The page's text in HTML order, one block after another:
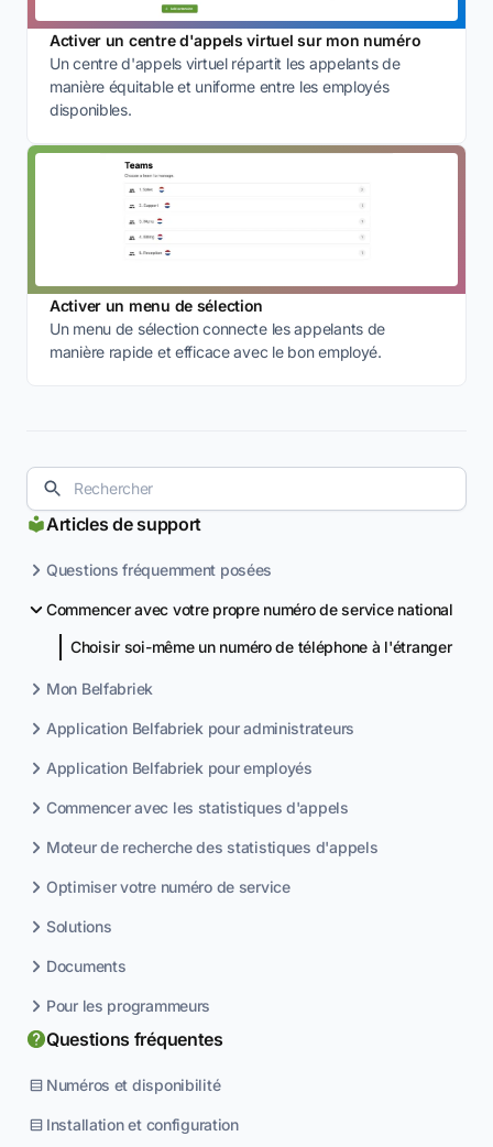
Articles de support
Questions fréquemment posées
Commencer avec votre propre numéro de service national
Choisir soi-même un numéro de téléphone à l'étranger
Mon Belfabriek
Application Belfabriek pour administrateurs
Application Belfabriek pour employés
Commencer avec les statistiques d'appels
Moteur de recherche des statistiques d'appels
Optimiser votre numéro de service
Solutions
Documents
Pour les programmeurs
Questions fréquentes
Numéros et disponibilité
Installation et configuration
Activer un centre d'appels virtuel sur mon numéro
Un centre d'appels virtuel répartit les appelants de
manière équitable et uniforme entre les employés
disponibles.
Activer un menu de sélection
Un menu de sélection connecte les appelants de
manière rapide et efficace avec le bon employé.